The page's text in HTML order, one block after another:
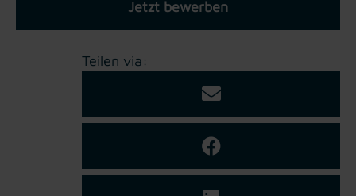
Jetzt bewerben
Teilen via: